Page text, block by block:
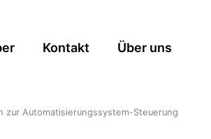
Kontakt Über uns
zur Automatisierungssystem-Steuerung